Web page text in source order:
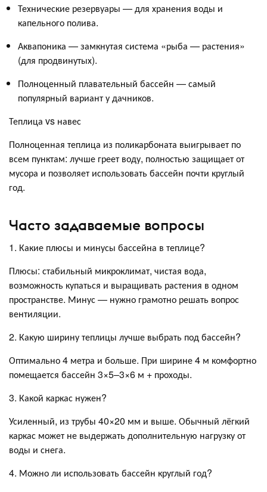
Технические резервуары — для хранения воды и
капельного полива.
Аквапоника — замкнутая система «рыба — растения»
(для продвинутых).
Полноценный плавательный бассейн — самый
популярный вариант у дачников.
Теплица vs навес
Полноценная теплица из поликарбоната выигрывает по
всем пунктам: лучше греет воду, полностью защищает от
мусора и позволяет использовать бассейн почти круглый
год.
Часто задаваемые вопросы
1. Какие плюсы и минусы бассейна в теплице?
Плюсы: стабильный микроклимат, чистая вода,
возможность купаться и выращивать растения в одном
пространстве. Минус — нужно грамотно решать вопрос
вентиляции.
2. Какую ширину теплицы лучше выбрать под бассейн?
Оптимально 4 метра и больше. При ширине 4 м комфортно
помещается бассейн 3×5–3×6 м + проходы.
3. Какой каркас нужен?
Усиленный, из трубы 40×20 мм и выше. Обычный лёгкий
каркас может не выдержать дополнительную нагрузку от
воды и снега.
4. Можно ли использовать бассейн круглый год?